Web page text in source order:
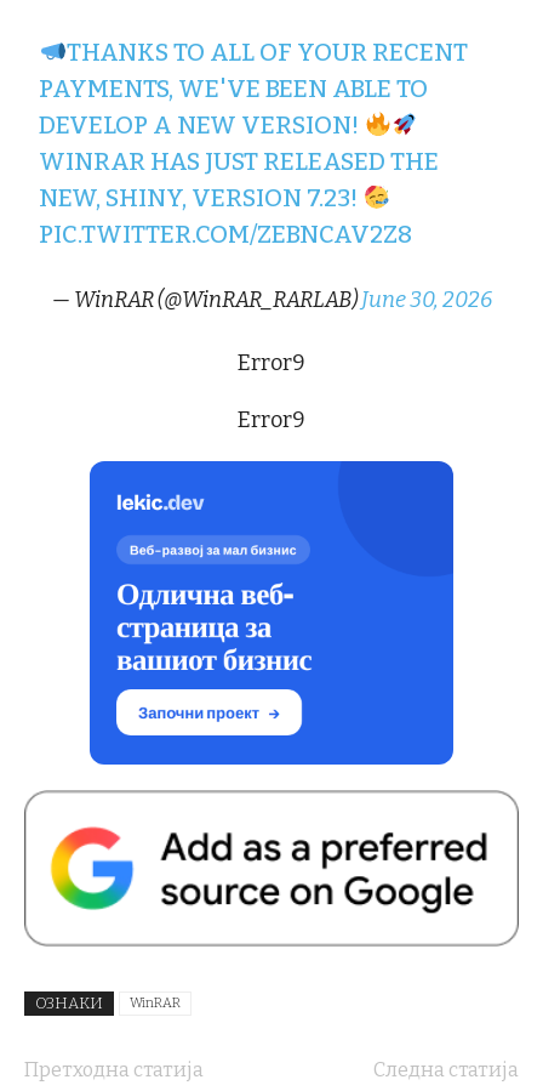
THANKS TO ALL OF YOUR RECENT
PAYMENTS, WE'VE BEEN ABLE TO
DEVELOP A NEW VERSION!
WINRAR HAS JUST RELEASED THE
NEW, SHINY, VERSION 7.23!
PIC.TWITTER.COM/ZEBNCAV2Z8
— WinRAR (@WinRAR_RARLAB)June 30, 2026
Error9
Error9
ОЗНАКИ WinRAR
Претходна статија
Следна статија